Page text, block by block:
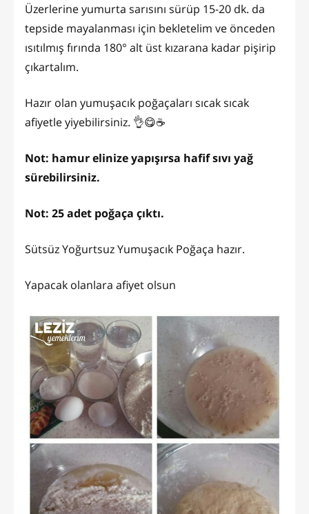
Üzerlerine yumurta sarısını sürüp 15-20 dk. da
tepside mayalanması için bekletelim ve önceden
ısıtılmış fırında 180° alt üst kızarana kadar pişirip
çıkartalım.
Hazır olan yumuşacık poğaçaları sıcak sıcak
afiyetle yiyebilirsiniz. 👌😋☕
Not: hamur elinize yapışırsa hafif sıvı yağ
sürebilirsiniz.
Not: 25 adet poğaça çıktı.
Sütsüz Yoğurtsuz Yumuşacık Poğaça hazır.
Yapacak olanlara afiyet olsun